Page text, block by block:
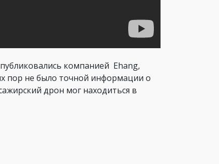
компанией Ehang,
пор не было точной информации о
дрон мог находиться в
отмечается в пределах